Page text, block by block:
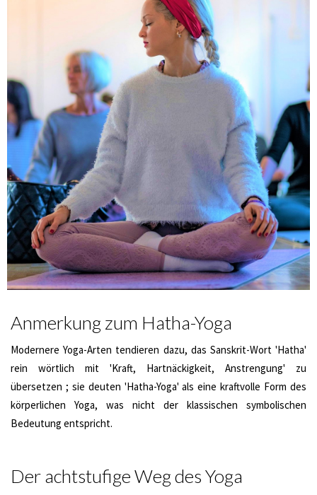
Anmerkung zum Hatha-Yoga
Modernere Yoga-Arten tendieren dazu, das Sanskrit-Wort 'Hatha'
rein wörtlich mit 'Kraft, Hartnäckigkeit, Anstrengung' zu
übersetzen ; sie deuten 'Hatha-Yoga' als eine kraftvolle Form des
körperlichen Yoga, was nicht der klassischen symbolischen
Bedeutung entspricht.
Der achtstufige Weg des Yoga